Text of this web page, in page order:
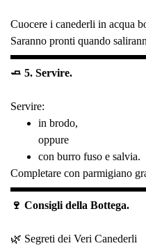
Cuocere i canederli in acqua
Saranno pronti quando
🧈 5. Servire.
Servire:
in brodo,
oppure
con burro fuso e salvia.
Completare con parmigiano
🍷 Consigli della Bottega.
🌿 Segreti dei Veri Canederli